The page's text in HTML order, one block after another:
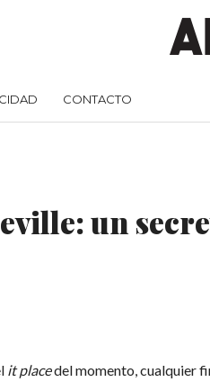
CONTACTO
un
it placedel momento, cualquier